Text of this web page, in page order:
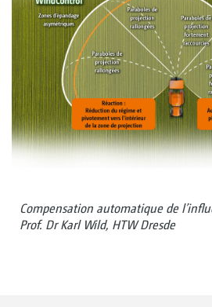
Compensation automatique de
Prof. Dr Karl Wild, HTW Dresde